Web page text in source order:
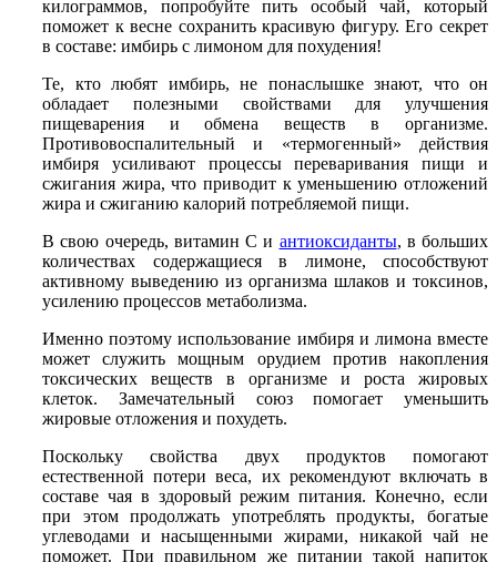
килограммов, попробуйте пить особый чай, который
поможет к весне сохранить красивую фигуру. Его секрет
в составе: имбирь с лимоном для похудения!
Те, кто любят имбирь, не понаслышке знают, что он
обладает полезными свойствами для улучшения
пищеварения и обмена веществ в организме.
Противовоспалительный и «термогенный» действия
имбиря усиливают процессы переваривания пищи и
сжигания жира, что приводит к уменьшению отложений
жира и сжиганию калорий потребляемой пищи.
В свою очередь, витамин С и антиоксиданты, в больших
количествах содержащиеся в лимоне, способствуют
активному выведению из организма шлаков и токсинов,
усилению процессов метаболизма.
Именно поэтому использование имбиря и лимона вместе
может служить мощным орудием против накопления
токсических веществ в организме и роста жировых
клеток. Замечательный союз помогает уменьшить
жировые отложения и похудеть.
Поскольку свойства двух продуктов помогают
естественной потери веса, их рекомендуют включать в
составе чая в здоровый режим питания. Конечно, если
при этом продолжать употреблять продукты, богатые
углеводами и насыщенными жирами, никакой чай не
поможет. При правильном же питании такой напиток